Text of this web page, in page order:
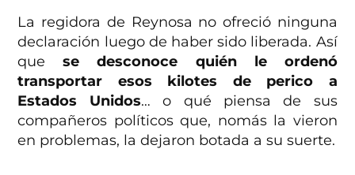
La regidora de Reynosa no ofreció ninguna
declaración luego de haber sido liberada. Así
quese desconoce quién le ordenó
transportar esos kilotes de perico a
Estados Unidos… o qué piensa de sus
compañeros políticos que, nomás la vieron
en problemas, la dejaron botada a su suerte.